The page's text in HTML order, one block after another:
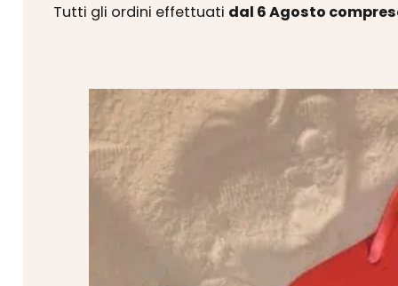
Tutti gli ordini effettuati dal 6 Agosto